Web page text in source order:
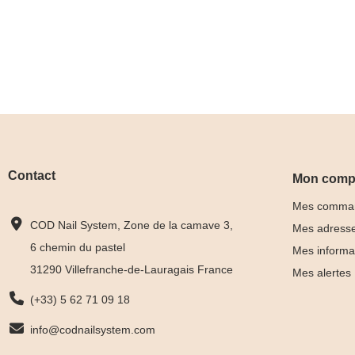
Contact
COD Nail System, Zone de la camave 3,
6 chemin du pastel
31290 Villefranche-de-Lauragais France
(+33) 5 62 71 09 18
info@codnailsystem.com
Mon
Mes
Mes
Mes
Mes alertes